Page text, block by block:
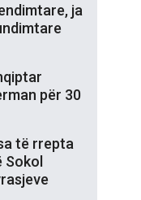
ja
për 30
të rrepta
Sokol